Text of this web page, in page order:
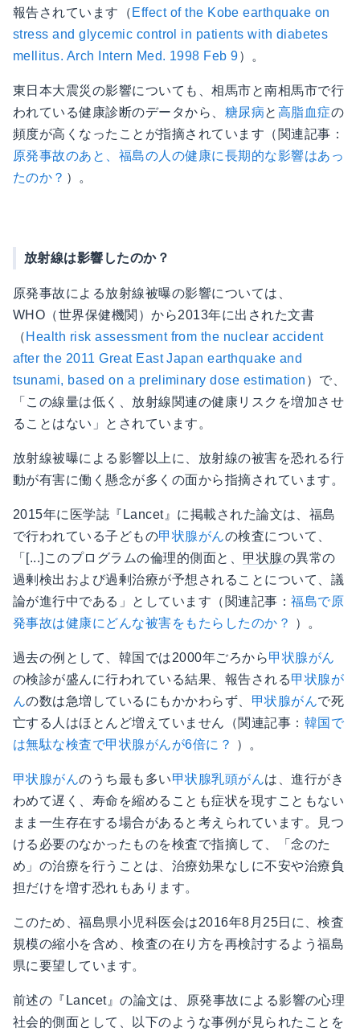
報告されています（ Effect of the Kobe earthquake on
stress and glycemic control in patients with diabetes
mellitus. Arch Intern Med. 1998 Feb 9）。
東日本大震災の影響についても、相馬市と南相馬市で行
われている健康診断のデータから、 糖尿病と 高脂血症の
頻度が高くなったことが指摘されています（関連記事：
原発事故のあと、福島の人の健康に長期的な影響はあっ
たのか？ ）。
放射線は影響したのか？
原発事故による放射線被曝の影響については、
WHO（世界保健機関）から2013年に出された文書
（ Health risk assessment from the nuclear accident
after the 2011 Great East Japan earthquake and
tsunami, based on a preliminary dose estimation ）で、
「この線量は低く、放射線関連の健康リスクを増加させ
ることはない」とされています。
放射線被曝による影響以上に、放射線の被害を恐れる行
動が有害に働く懸念が多くの面から指摘されています。
2015年に医学誌『Lancet』に掲載された論文は、福島
で行われている子どもの甲状腺がんの検査について、
「[...]このプログラムの倫理的側面と、 甲状腺の異常の
過剰検出および過剰治療が予想されることについて、議
論が進行中である」としています（関連記事：福島で原
発事故は健康にどんな被害をもたらしたのか？
）。
過去の例として、韓国では2000年ごろから甲状腺がん
の検診が盛んに行われている結果、報告される甲状腺が
んの数は急増しているにもかかわらず、 甲状腺がんで死
亡する人はほとんど増えていません（関連記事： 韓国で
は無駄な検査で甲状腺がんが6倍に？
）。
甲状腺がんのうち最も多い甲状腺乳頭がんは、進行がき
わめて遅く、寿命を縮めることも症状を現すこともない
まま一生存在する場合があると考えられています。見つ
ける必要のなかったものを検査で指摘して、「念のた
め」の治療を行うことは、治療効果なしに不安や治療負
担だけを増す恐れもあります。
このため、福島県小児科医会は2016年8月25日に、検査
規模の縮小を含め、検査の在り方を再検討するよう福島
県に要望しています。
前述の『Lancet』の論文は、原発事故による影響の心理
社会的側面として、以下のような事例が見られたことを